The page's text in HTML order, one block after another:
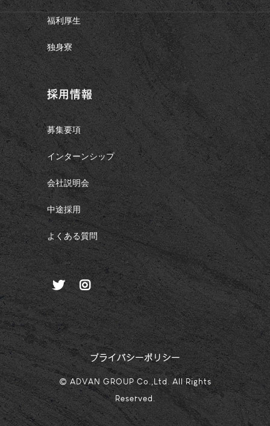
福利厚生
独身寮
採用情報
募集要項
インターンシップ
会社説明会
中途採用
よくある質問
プライバシーポリシー
© ADVAN GROUP Co.,Ltd. All Rights
Reserved.